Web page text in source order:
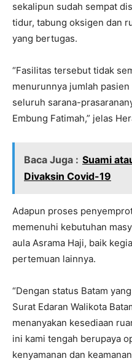
sekalipun sudah sempat
tidur, tabung oksigen dan
yang bertugas.
“Fasilitas tersebut tidak
menurunnya jumlah
seluruh sarana-
Embung Fatimah,” jelas
Baca Juga : Suami
Divaksin Covid-19
Adapun proses
memenuhi kebutuhan
aula Asrama Haji, baik
pertemuan lainnya.
“Dengan status Batam
Surat Edaran Walikota
menanyakan kesediaan
ini kami tengah berupaya
kenyamanan dan